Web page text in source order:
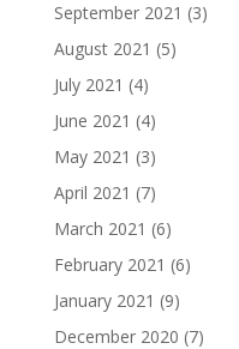
September 2021 (3)
August 2021 (5)
July 2021 (4)
June 2021 (4)
May 2021 (3)
April 2021 (7)
March 2021 (6)
February 2021 (6)
January 2021 (9)
December 2020 (7)